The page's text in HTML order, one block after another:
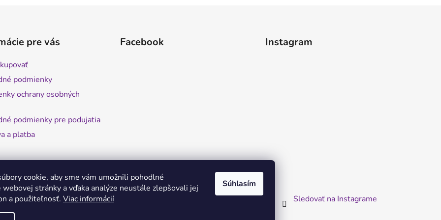
cookie, aby sme vám umožnili pohodlné
stránky a vďaka analýze neustále zlepšovali jej
a použiteľnosť. Viac informácií
Súhlasím
pre vás
podmienky
ochrany osobných
podmienky pre podujatia
a platba
Facebook Instagram
Sledovať na Instagrame